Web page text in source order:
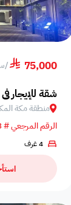
ضمن مشروع
الجنوبية
75,000
/
شقة للإيجار
منطقة مكة
الرقم المرجعي # 85533
4 غرف